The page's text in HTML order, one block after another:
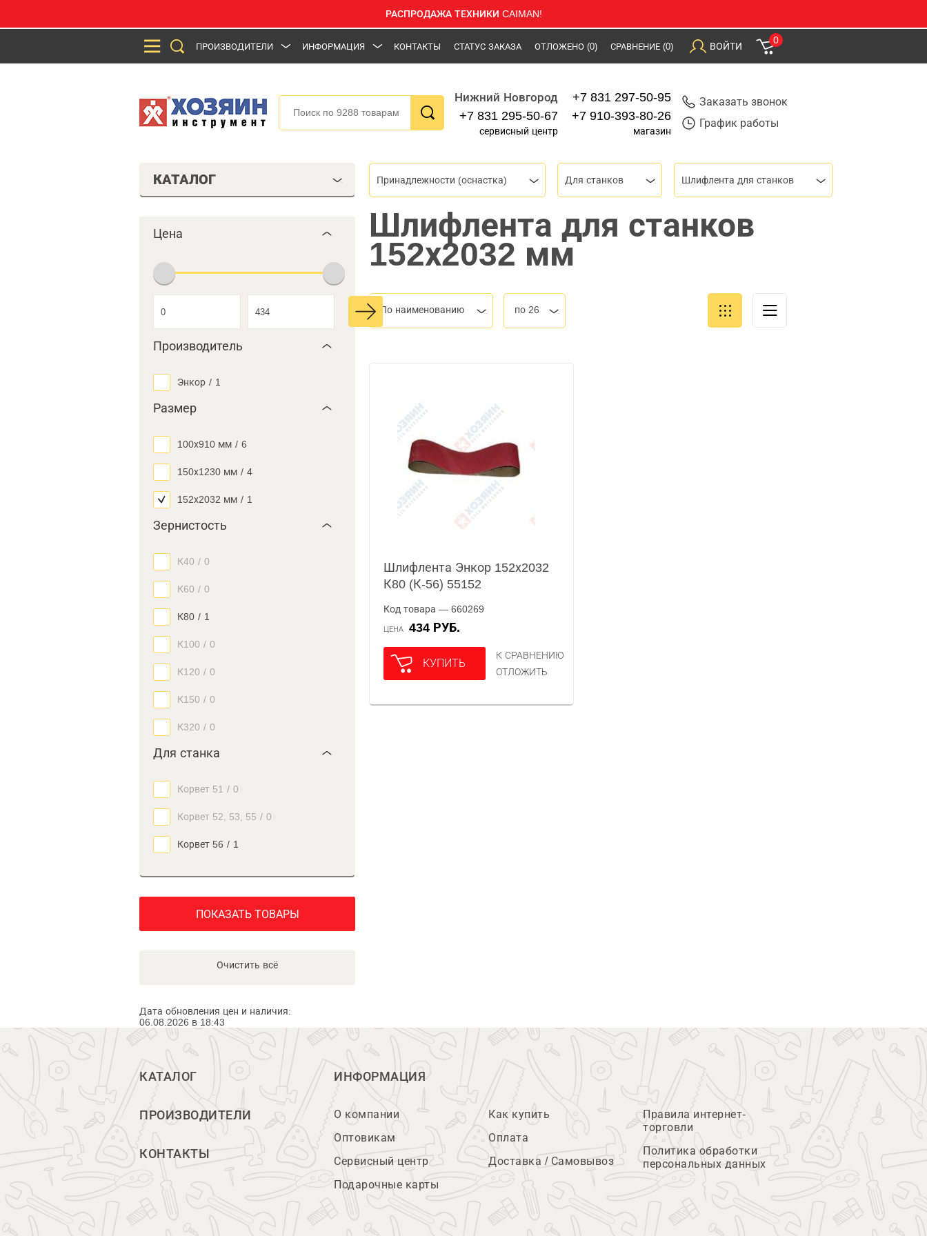
РАСПРОДАЖА ТЕХНИКИ CAIMAN!
ПРОИЗВОДИТЕЛИ ИНФОРМАЦИЯ КОНТАКТЫ СТАТУС ЗАКАЗА ОТЛОЖЕНО (0) СРАВНЕНИЕ (0) ВОЙТИ
0
Нижний Новгород
+7 831 295-50-67
сервисный центр
+7 831 297-50-95
+7 910-393-80-26
магазин
Заказать звонок
График работы
КАТАЛОГ
Цена
Производитель
Энкор / 1
Размер
100х910 мм / 6
150х1230 мм / 4
152х2032 мм / 1
Зернистость
К40 / 0
К60 / 0
К80 / 1
К100 / 0
К120 / 0
К150 / 0
К320 / 0
Для станка
Корвет 51 / 0
Корвет 52, 53, 55 / 0
Корвет 56 / 1
ПОКАЗАТЬ ТОВАРЫ
Очистить всё
Дата обновления цен и наличия:
06.08.2026 в 18:43
Принадлежности (оснастка) Для станков Шлифлента для станков
Шлифлента для станков
152х2032 мм
По наименованию по 26
Шлифлента Энкор 152х2032
К80 (К-56) 55152
Код товара — 660269
ЦЕНА 434 РУБ.
КУПИТЬ
К СРАВНЕНИЮ
ОТЛОЖИТЬ
КАТАЛОГ
ПРОИЗВОДИТЕЛИ
КОНТАКТЫ
ИНФОРМАЦИЯ
О компании
Оптовикам
Сервисный центр
Подарочные карты
Как купить
Оплата
Доставка / Самовывоз
Правила интернет-
торговли
Политика обработки
персональных данных